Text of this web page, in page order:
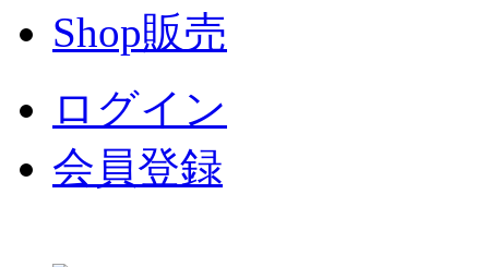
Shop販売
ログイン
会員登録